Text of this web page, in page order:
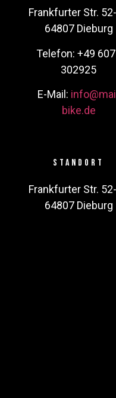
Frankfurter Str.
64807 Dieburg
Telefon: +49
302925
E-Mail:
bike.de
Standort
Frankfurter Str.
64807 Dieburg